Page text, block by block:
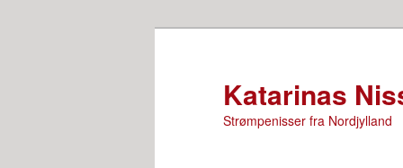
Katarinas
Strømpenisser fra Nordjylland